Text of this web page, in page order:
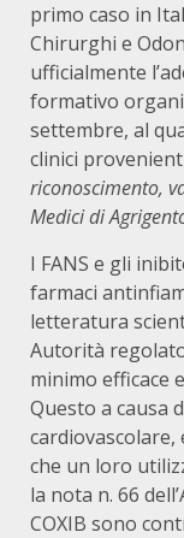
primo caso in
Chirurghi e
ufficialmente
formativo
settembre, al
clinici
riconoscimento,
Medici di
I FANS e gli
farmaci
letteratura
Autorità
minimo efficace
Questo a causa
che un loro
la nota n. 66
COXIB sono